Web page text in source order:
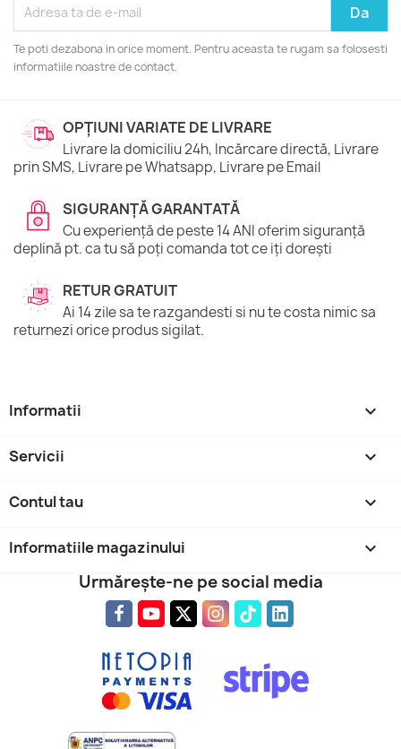
Te poti dezabona in orice moment. Pentru aceasta te rugam sa folosesti
informatiile noastre de contact.
OPȚIUNI VARIATE DE LIVRARE
Livrare la domiciliu 24h, Incărcare directă, Livrare
prin SMS, Livrare pe Whatsapp, Livrare pe Email
SIGURANȚĂ GARANTATĂ
Cu experiență de peste 14 ANI oferim siguranță
deplină pt. ca tu să poți comanda tot ce iți dorești
RETUR GRATUIT
Ai 14 zile sa te razgandesti si nu te costa nimic sa
returnezi orice produs sigilat.
Informatii 
Servicii 
Contul tau 
Informatiile magazinului keyboard_arrow_down
Urmărește-ne pe social media